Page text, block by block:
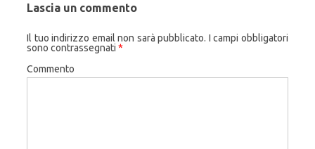
Lascia un commento
Il tuo indirizzo email non sarà pubblicato. I campi obbligatori
sono contrassegnati *
Commento